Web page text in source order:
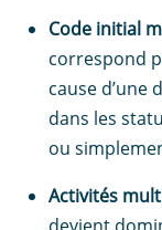
Code initial
correspond
cause d’une
dans les
ou
Activités